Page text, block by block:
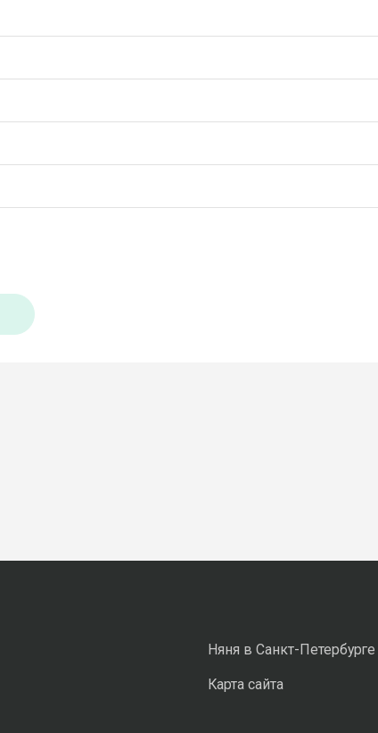
Няня в Санкт-Петербурге
Карта сайта